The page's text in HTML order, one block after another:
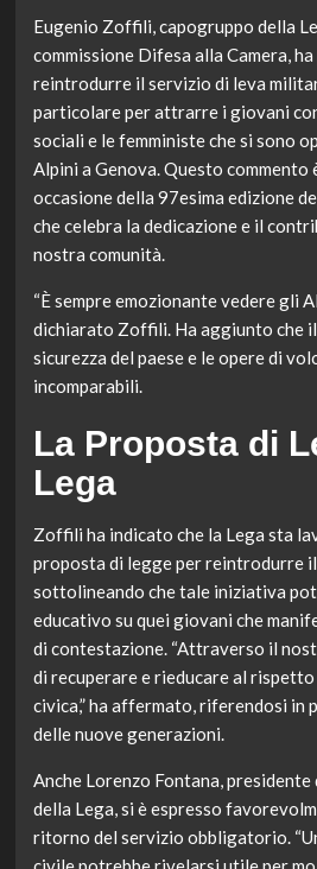
Eugenio Zoffili, capogruppo della
commissione Difesa alla Camera,
reintrodurre il servizio di leva
particolare per attrarre i giovani
sociali e le femministe che si sono
Alpini a Genova. Questo
occasione della 97esima edizione
che celebra la dedicazione e il
nostra comunità.
“È sempre emozionante vedere gli
dichiarato Zoffili. Ha aggiunto che
sicurezza del paese e le opere di
incomparabili.
La Proposta di
Lega
Zoffili ha indicato che la Lega sta
proposta di legge per reintrodurre
sottolineando che tale iniziativa
educativo su quei giovani che
di contestazione. “Attraverso il
di recuperare e rieducare al
civica,” ha affermato, riferendosi in
delle nuove generazioni.
Anche Lorenzo Fontana, presidente
della Lega, si è espresso
ritorno del servizio obbligatorio.